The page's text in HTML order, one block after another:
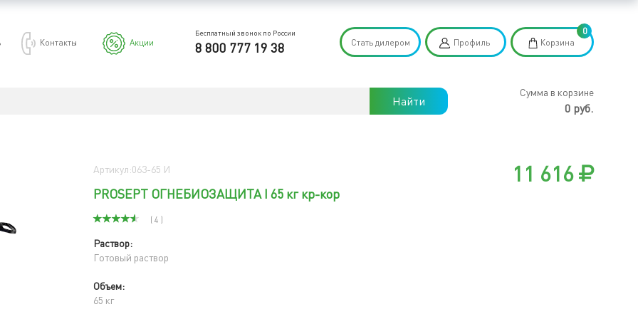
Контакты Акции
Бесплатный звонок по России
8 800 777 19 38 Стать дилером Профиль Корзина
Найти
Сумма в корзине
0
0 руб.
Артикул:063-65 И
PROSEPT ОГНЕБИОЗАЩИТА I 65 кг кр-кор
( 4 )
Раствор:
Готовый раствор
Объем:
65 кг
11 616